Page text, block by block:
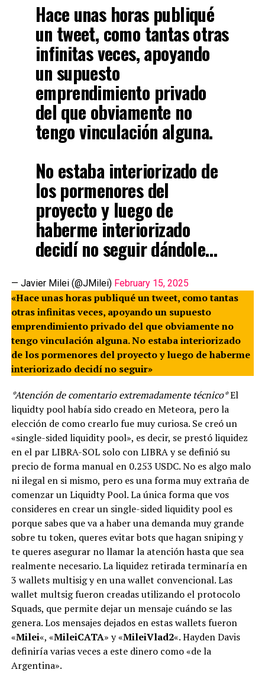
Hace unas horas publiqué
un tweet, como tantas otras
infinitas veces, apoyando
un supuesto
emprendimiento privado
del que obviamente no
tengo vinculación alguna.
No estaba interiorizado de
los pormenores del
proyecto y luego de
haberme interiorizado
decidí no seguir dándole…
— Javier Milei (@JMilei) February 15, 2025
«Hace unas horas publiqué un tweet, como tantas
otras infinitas veces, apoyando un supuesto
emprendimiento privado del que obviamente no
tengo vinculación alguna. No estaba interiorizado
de los pormenores del proyecto y luego de haberme
interiorizado decidí no seguir»
*Atención de comentario extremadamente técnico*El
liquidty pool había sido creado en Meteora, pero la
elección de como crearlo fue muy curiosa. Se creó un
«single-sided liquidity pool», es decir, se prestó liquidez
en el par LIBRA-SOL solo con LIBRA y se definió su
precio de forma manual en 0.253 USDC. No es algo malo
ni ilegal en si mismo, pero es una forma muy extraña de
comenzar un Liquidty Pool. La única forma que vos
consideres en crear un single-sided liquidity pool es
porque sabes que va a haber una demanda muy grande
sobre tu token, queres evitar bots que hagan sniping y
te queres asegurar no llamar la atención hasta que sea
realmente necesario. La liquidez retirada terminaría en
3 wallets multisig y en una wallet convencional. Las
wallet multsig fueron creadas utilizando el protocolo
Squads, que permite dejar un mensaje cuándo se las
genera. Los mensajes dejados en estas wallets fueron
«Milei«, «MileiCATA» y «MileiVlad2«. Hayden Davis
definiría varias veces a este dinero como «de la
Argentina».